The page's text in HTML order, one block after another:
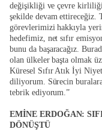
değişikliği ve çevre
şekilde devam ettireceğiz.
görevlerimizi hakkıyla
hedefimiz, net sıfır
bunu da başaracağız.
olan ülkeler başta olmak
Küresel Sıfır Atık İyi Niyet
diliyorum. Sürecin
tebrik ediyorum.”
EMİNE ERDOĞAN:
DÖNÜŞTÜ